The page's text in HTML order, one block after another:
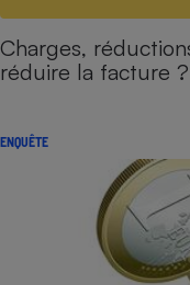
Charges,
réduire la facture ?
ENQUÊTE